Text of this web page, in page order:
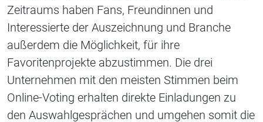
Zeitraums haben Fans, Freundinnen und
Interessierte der Auszeichnung und Branche
außerdem die Möglichkeit, für ihre
Favoritenprojekte abzustimmen. Die drei
Unternehmen mit den meisten Stimmen beim
Online-Voting erhalten direkte Einladungen zu
den Auswahlgesprächen und umgehen somit die